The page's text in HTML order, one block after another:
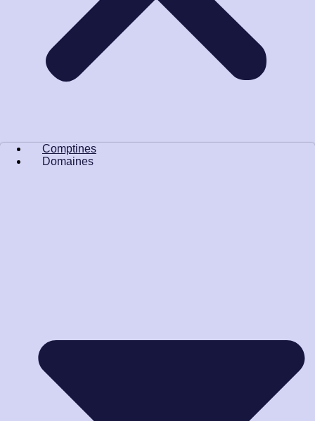
Comptines
Domaines